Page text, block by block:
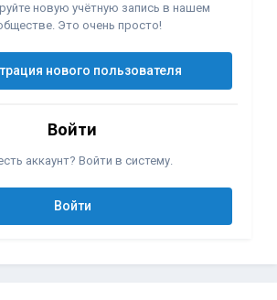
новую учётную запись в нашем
Это очень просто!
нового пользователя
Войти
аккаунт? Войти в систему.
Войти